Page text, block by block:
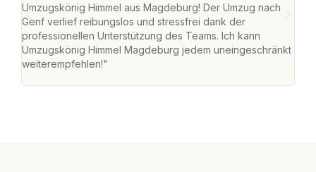
Umzugskönig Himmel aus Magdeburg! Der Umzug nach
Genf verlief reibungslos und stressfrei dank der
professionellen Unterstützung des Teams. Ich kann
Umzugskönig Himmel Magdeburg jedem uneingeschränkt
weiterempfehlen!"